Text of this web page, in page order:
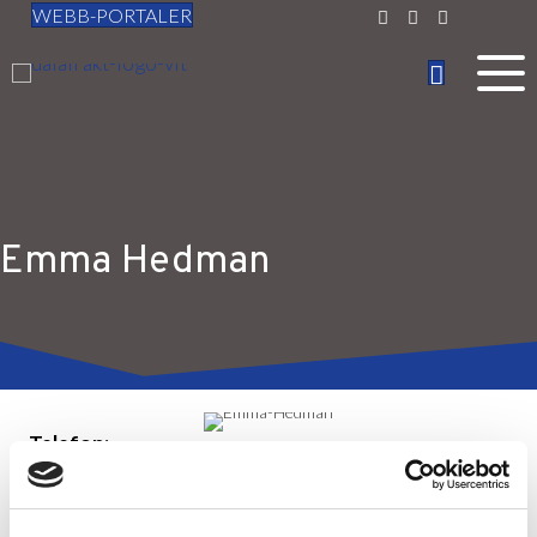
WEBB-PORTALER
Emma Hedman
Telefon:
0247-647 56
E-post: